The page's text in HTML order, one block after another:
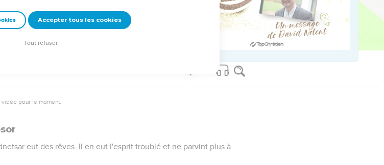
et de l'intelligence et sur lesquels il les interrogeait, le roi
et astrologues présents dans tout son royaume.
année de règne de Cyrus.
pour le moment.
eut des rêves. Il en eut l'esprit troublé et ne parvint plus à
Accepter tous les cookies
Tout refuser